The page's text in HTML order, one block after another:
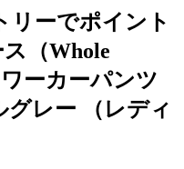
リーでポイント
（Whole
ーカーパンツ
グレー （レディ